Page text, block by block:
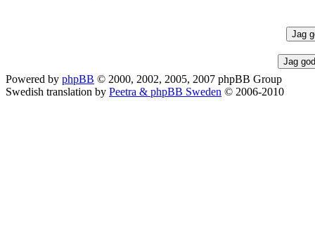
Powered by phpBB © 2000, 2002, 2005, 2007 phpBB Group
Swedish translation by Peetra & phpBB Sweden © 2006-2010